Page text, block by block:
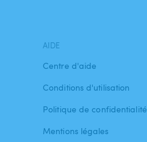
AIDE
Centre d'aide
Conditions d'utilisation
Politique de confidentialité
Mentions légales